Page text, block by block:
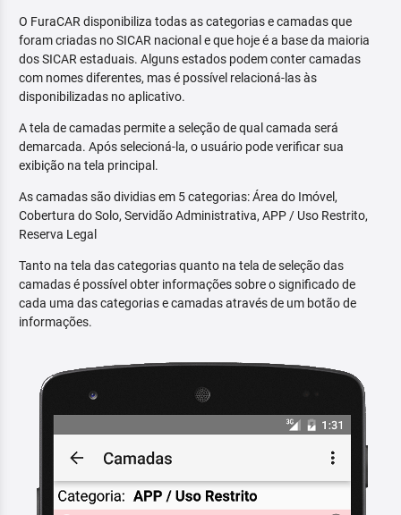
O FuraCAR disponibiliza todas as categorias e camadas que
foram criadas no SICAR nacional e que hoje é a base da maioria
dos SICAR estaduais. Alguns estados podem conter camadas
com nomes diferentes, mas é possível relacioná-las às
disponibilizadas no aplicativo.
A tela de camadas permite a seleção de qual camada será
demarcada. Após selecioná-la, o usuário pode verificar sua
exibição na tela principal.
As camadas são dividias em 5 categorias: Área do Imóvel,
Cobertura do Solo, Servidão Administrativa, APP / Uso Restrito,
Reserva Legal
Tanto na tela das categorias quanto na tela de seleção das
camadas é possível obter informações sobre o significado de
cada uma das categorias e camadas através de um botão de
informações.